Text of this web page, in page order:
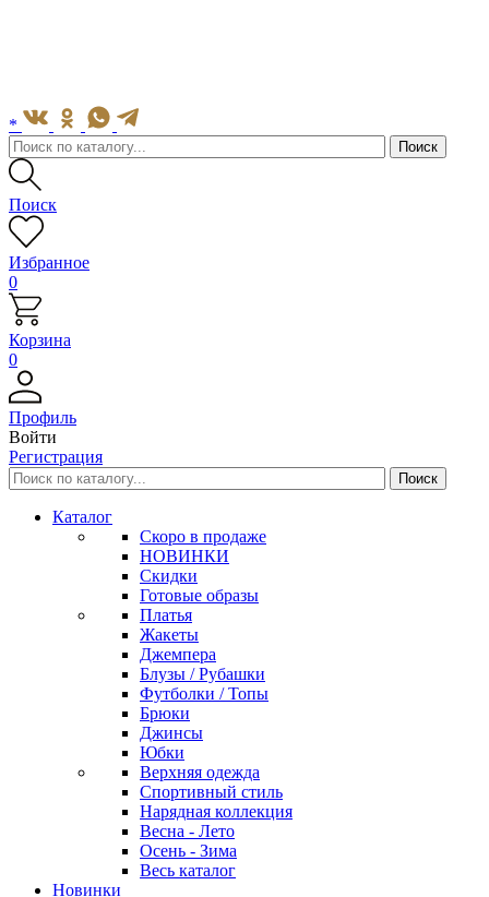
*
Поиск
Избранное
0
Корзина
0
Профиль
Войти
Регистрация
Каталог
Скоро в продаже
НОВИНКИ
Скидки
Готовые образы
Платья
Жакеты
Джемпера
Блузы / Рубашки
Футболки / Топы
Брюки
Джинсы
Юбки
Верхняя одежда
Спортивный стиль
Нарядная коллекция
Весна - Лето
Осень - Зима
Весь каталог
Новинки